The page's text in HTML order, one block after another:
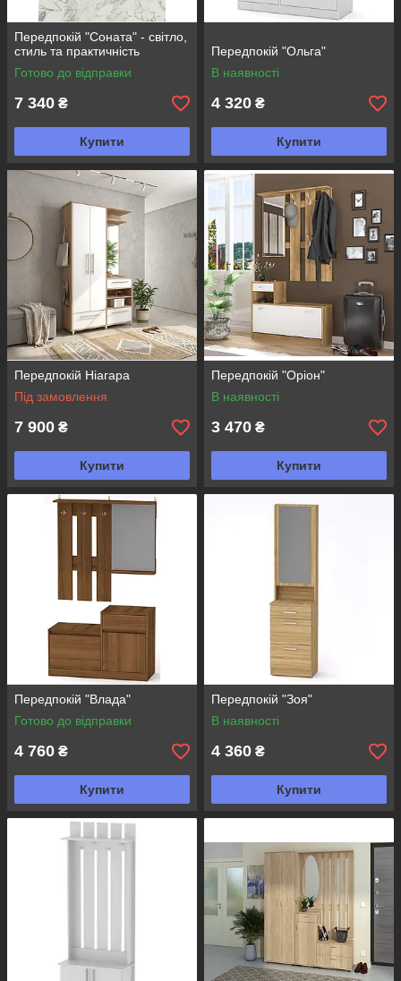
Передпокій "Соната" - світло,
стиль та практичність
Готово до відправки
7 340 ₴
Купити
Передпокій "Ольга"
В наявності
4 320 ₴
Купити
Передпокій Ніагара
Під замовлення
7 900 ₴
Купити
Передпокій "Оріон"
В наявності
3 470 ₴
Купити
Передпокій "Влада"
Готово до відправки
4 760 ₴
Купити
Передпокій "Зоя"
В наявності
4 360 ₴
Купити